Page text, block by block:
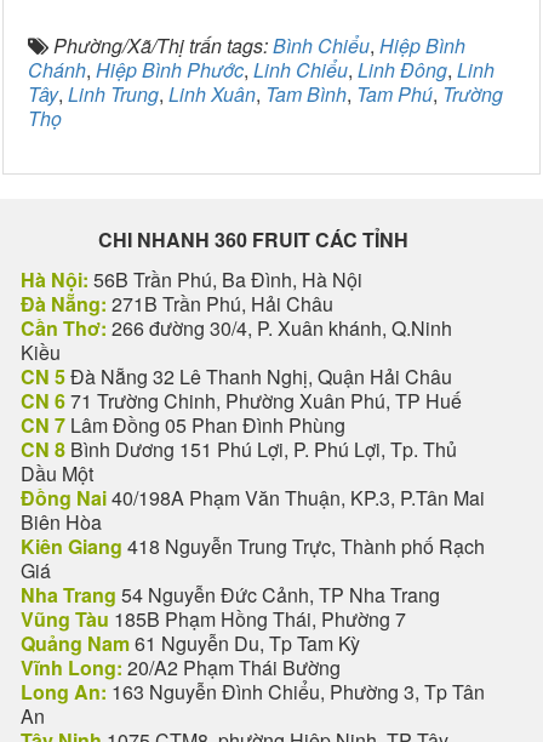
Phường/Xã/Thị trấn tags:Bình Chiểu, Hiệp Bình
Chánh, Hiệp Bình Phước, Linh Chiểu, Linh Đông, Linh
Tây, Linh Trung, Linh Xuân, Tam Bình, Tam Phú, Trường
Thọ
CHI NHANH 360 FRUIT CÁC TỈNH
Hà Nội: 56B Trần Phú, Ba Đình, Hà Nội
Đà Nẵng: 271B Trần Phú, Hải Châu
Cần Thơ: 266 đường 30/4, P. Xuân khánh, Q.Ninh
Kiều
CN 5Đà Nẵng 32 Lê Thanh Nghị, Quận Hải Châu
CN 671 Trường Chinh, Phường Xuân Phú, TP Huế
CN 7 Lâm Đồng 05 Phan Đình Phùng
CN 8 Bình Dương 151 Phú Lợi, P. Phú Lợi, Tp. Thủ
Dầu Một
Đồng Nai40/198A Phạm Văn Thuận, KP.3, P.Tân Mai
Biên Hòa
Kiên Giang 418 Nguyễn Trung Trực, Thành phố Rạch
Giá
Nha Trang 54 Nguyễn Đức Cảnh, TP Nha Trang
Vũng Tàu 185B Phạm Hồng Thái, Phường 7
Quảng Nam61 Nguyễn Du, Tp Tam Kỳ
Vĩnh Long: 20/A2 Phạm Thái Bường
Long An: 163 Nguyễn Đình Chiểu, Phường 3, Tp Tân
An